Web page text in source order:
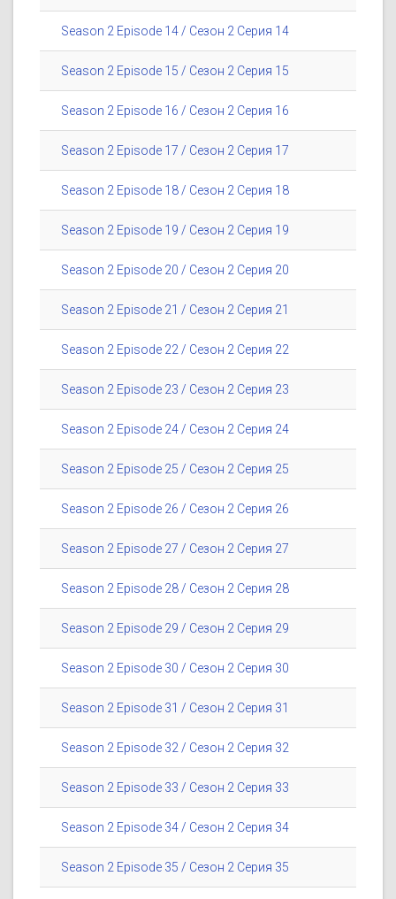
Season 2 Episode 14 / Сезон 2 Серия 14
Season 2 Episode 15 / Сезон 2 Серия 15
Season 2 Episode 16 / Сезон 2 Серия 16
Season 2 Episode 17 / Сезон 2 Серия 17
Season 2 Episode 18 / Сезон 2 Серия 18
Season 2 Episode 19 / Сезон 2 Серия 19
Season 2 Episode 20 / Сезон 2 Серия 20
Season 2 Episode 21 / Сезон 2 Серия 21
Season 2 Episode 22 / Сезон 2 Серия 22
Season 2 Episode 23 / Сезон 2 Серия 23
Season 2 Episode 24 / Сезон 2 Серия 24
Season 2 Episode 25 / Сезон 2 Серия 25
Season 2 Episode 26 / Сезон 2 Серия 26
Season 2 Episode 27 / Сезон 2 Серия 27
Season 2 Episode 28 / Сезон 2 Серия 28
Season 2 Episode 29 / Сезон 2 Серия 29
Season 2 Episode 30 / Сезон 2 Серия 30
Season 2 Episode 31 / Сезон 2 Серия 31
Season 2 Episode 32 / Сезон 2 Серия 32
Season 2 Episode 33 / Сезон 2 Серия 33
Season 2 Episode 34 / Сезон 2 Серия 34
Season 2 Episode 35 / Сезон 2 Серия 35